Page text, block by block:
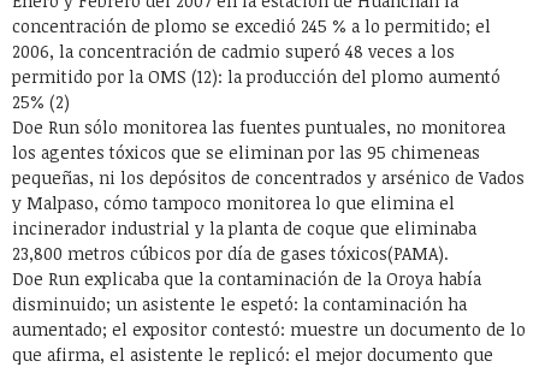
concentración de plomo se excedió 245 % a lo permitido; el
2006, la concentración de cadmio superó 48 veces a los
permitido por la OMS (12): la producción del plomo aumentó
25% (2)
Doe Run sólo monitorea las fuentes puntuales, no monitorea
los agentes tóxicos que se eliminan por las 95 chimeneas
pequeñas, ni los depósitos de concentrados y arsénico de Vados
y Malpaso, cómo tampoco monitorea lo que elimina el
incinerador industrial y la planta de coque que eliminaba
23,800 metros cúbicos por día de gases tóxicos(PAMA).
Doe Run explicaba que la contaminación de la Oroya había
disminuido; un asistente le espetó: la contaminación ha
aumentado; el expositor contestó: muestre un documento de lo
que afirma, el asistente le replicó: el mejor documento que